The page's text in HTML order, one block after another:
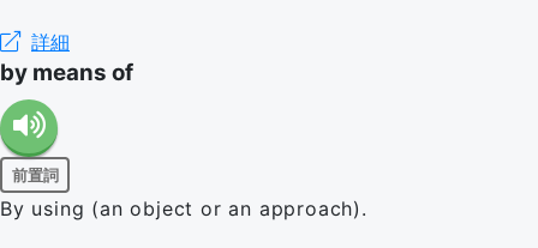
詳細
by means of
前置詞
By using (an object or an approach).